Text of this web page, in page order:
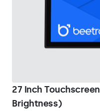
27 Inch
Brightness)